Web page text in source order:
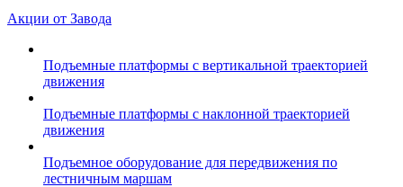
Акции от Завода
Подъемные платформы с вертикальной траекторией
движения
Подъемные платформы с наклонной траекторией
движения
Подъемное оборудование для передвижения по
лестничным маршам